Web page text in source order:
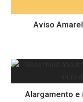
Aviso
Alargamento e